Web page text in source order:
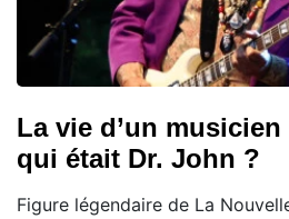
La vie d’un
qui était Dr. John ?
Figure légendaire de La